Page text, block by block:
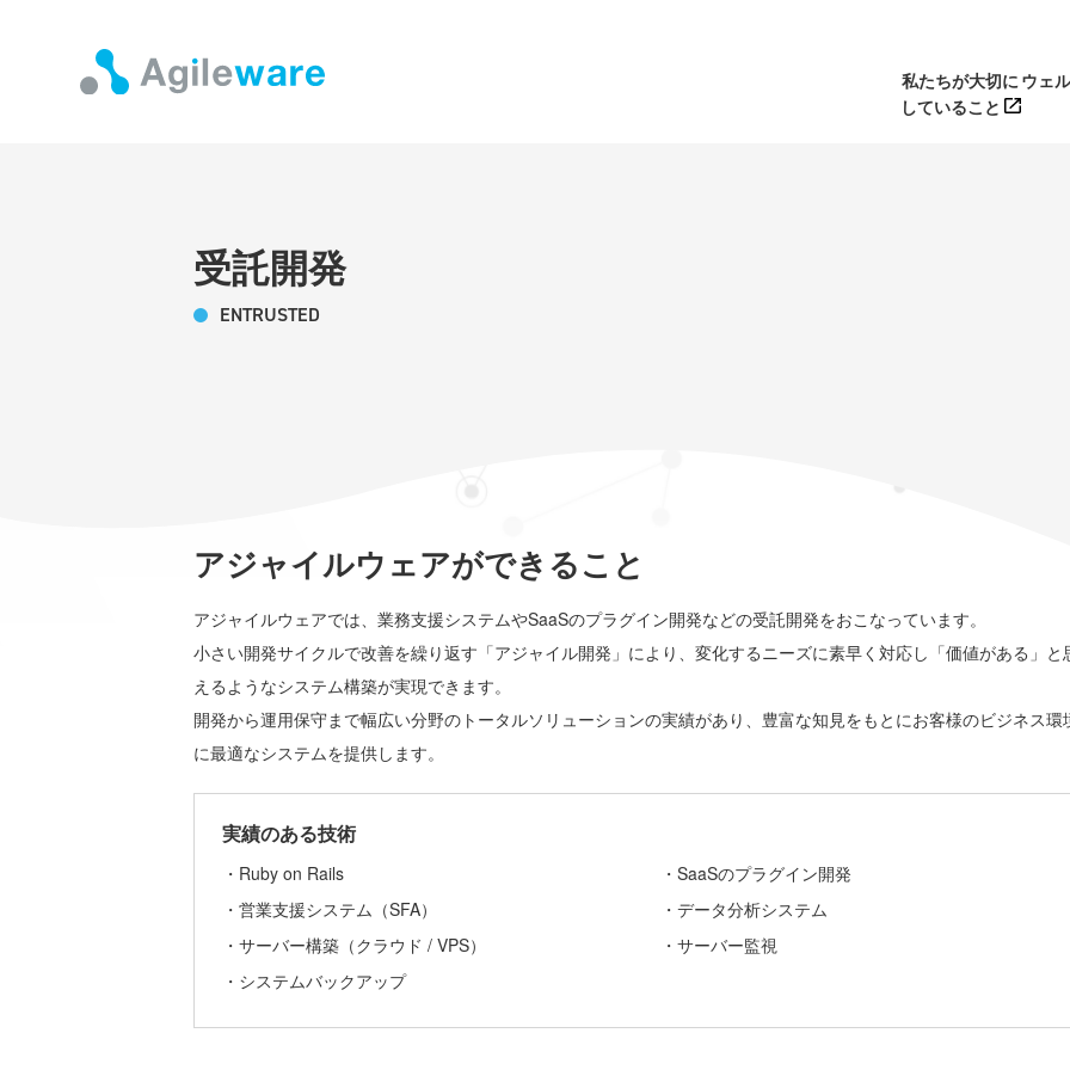
私たちが大切に
していること
ウェ
受託開発
ENTRUSTED
アジャイルウェアができること
アジャイルウェアでは、業務支援システムやSaaSのプラグイン開発などの受託開発をおこなっています。
小さい開発サイクルで改善を繰り返す「アジャイル開発」により、変化するニーズに素早く対応し「価値がある」と
えるようなシステム構築が実現できます。
開発から運用保守まで幅広い分野のトータルソリューションの実績があり、豊富な知見をもとにお客様のビジネス環
に最適なシステムを提供します。
実績のある技術
・Ruby on Rails
・SaaSのプラグイン開発
・営業支援システム（SFA）
・データ分析システム
・サーバー構築（クラウド / VPS）
・サーバー監視
・システムバックアップ